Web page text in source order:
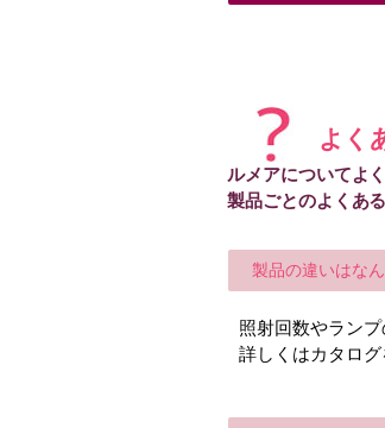
よく
ルメアについてよ
製品ごとのよくあ
製品の違いはな
照射回数やラン
詳しくはカタログ